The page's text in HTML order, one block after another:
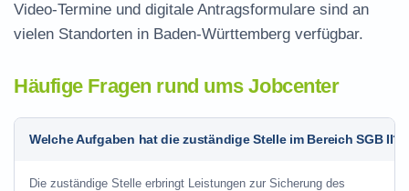
Video-Termine und digitale Antragsformulare sind an
vielen Standorten in Baden-Württemberg verfügbar.
Häufige Fragen rund ums Jobcenter
Welche Aufgaben hat die zuständige Stelle im Bereich SGB II?
Die zuständige Stelle erbringt Leistungen zur Sicherung des